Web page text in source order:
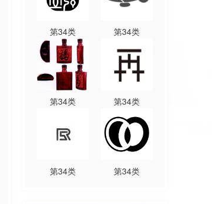
第34类 第34类
第34类 第34类
第34类 第34类